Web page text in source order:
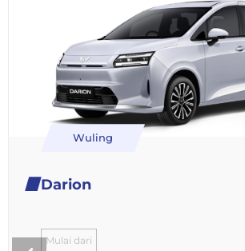
Wuling
Darion
Mulai dari